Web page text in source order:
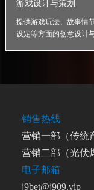
游戏设计与策划
提供游戏玩法、故事情
设定等方面的创意设计
销售热线
营销一部（传统
营销二部（光伏
电子邮箱
j9bet@j909.vip